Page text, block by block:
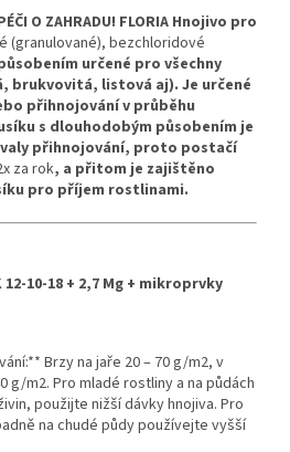
O ZAHRADU! FLORIA Hnojivo pro
(granulované), bezchloridové
určené pro všechny
brukvovitá, listová aj). Je určené
přihnojování v průběhu
s dlouhodobým působením je
přihnojování, proto postačí
za rok, a přitom je zajištěno
pro příjem rostlinami.
12-10-18 + 2,7 Mg + mikroprvky
Brzy na jaře 20 – 70 g/m2, v
g/m2. Pro mladé rostliny a na půdách
použijte nižší dávky hnojiva. Pro
na chudé půdy používejte vyšší